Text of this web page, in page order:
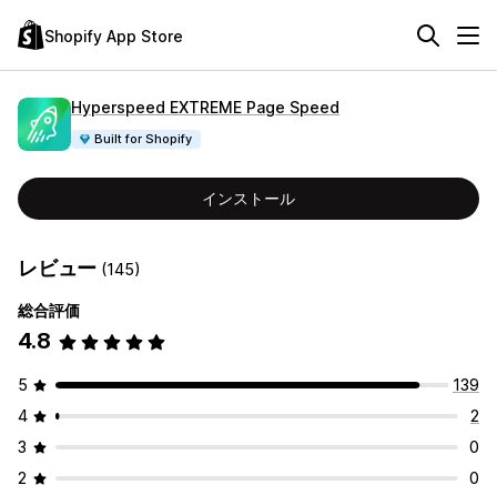
Shopify App Store
Hyperspeed EXTREME Page Speed
Built for Shopify
インストール
レビュー (145)
総合評価
4.8
5
139
4
2
3
0
2
0